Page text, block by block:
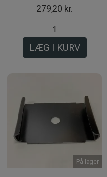
279,20 kr.
LÆG I KURV
På lager